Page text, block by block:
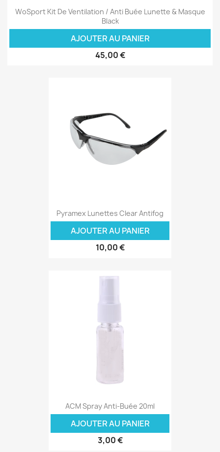
WoSport Kit De Ventilation / Anti Buée Lunette & Masque
Black
AJOUTER AU PANIER
45,00 €
Pyramex Lunettes Clear Antifog
AJOUTER AU PANIER
10,00 €
ACM Spray Anti-Buée 20ml
AJOUTER AU PANIER
3,00 €